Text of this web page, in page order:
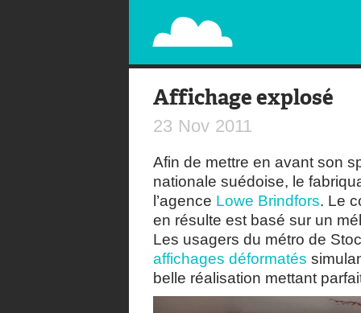
PAPERPLANE
STREET, AMBIENT, GUÉRILLA MARKETING
Affichage explosé
23 Nov 2011
Afin de mettre en avant son
nationale suédoise, le
l’agence Lowe Brindfors. Le
en résulte est basé sur un
Les usagers du métro de
affichages déformatés
belle réalisation mettant